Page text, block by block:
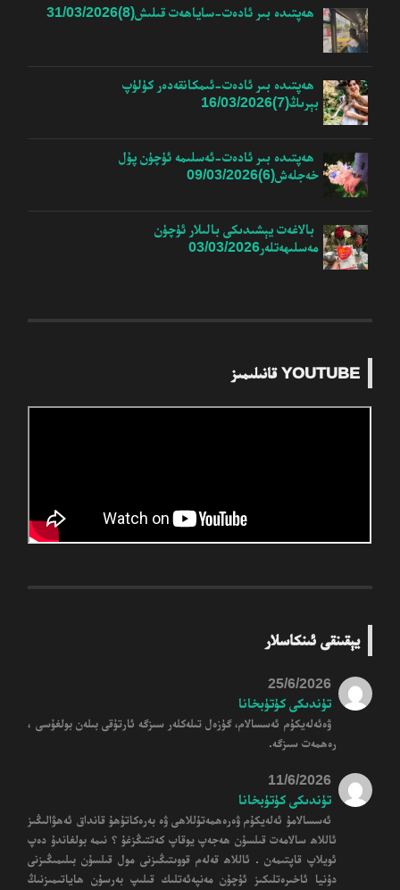
ھەپتىدە بىر ئادەت-ساياھەت قىلىش(8) 31/03/2026
ھەپتىدە بىر ئادەت-ئىمكانقەدەر كۈلۈپ
بېرىڭ(7)
16/03/2026
ھەپتىدە بىر ئادەت-ئەسلىمە ئۈچۈن پۇل
خەجلەش(6)
09/03/2026
بالاغەت يېشىدىكى بالىلار ئۈچۈن
مەسلىھەتلەر03/03/2026
YOUTUBE قانىلىمىز
يېقىنقى ئىنكاسلار
25/6/2026
تۈندىكى كۈتۈبخانا
ۋەئەلەيكۇم ئەسسالام، گۈزەل تىلەكلەر سىزگە ئارتۇقى بىلەن بولغۇسى ،
رەھمەت سىزگە.
11/6/2026
تۈندىكى كۈتۈبخانا
ئەسسالامۇ ئەلەيكۇم ۋەرەھمەتۇللاھى ۋە بەرەكاتۇھۇ قانداق ئەھۋالىڭىز
ئاللاھ سالامەت قىلسۇن ھەجەپ يوقاپ كەتتىڭزغۇ ؟ نىمە بولغاندۇ دەپ
ئويلاپ قاپتىمەن . ئاللاھ قەلەم قووىتىڭىزنى مول قىلسۇن بىلىمىڭىزنى
دۇنيا ئاخىرەتلىكىز ئۇچۇن مەنپەئەتلىك قىلىپ بەرسۇن ھاياتىمىزنىڭ